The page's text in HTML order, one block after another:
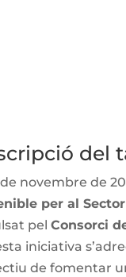
del
de novembre de
per al
pelConsorci
iniciativa
de fomentar